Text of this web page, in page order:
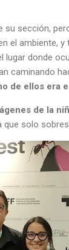
su sección,
el ambiente,
donde
caminando
de ellos era
de la
solo